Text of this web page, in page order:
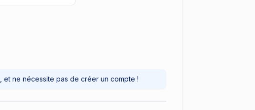
, et ne nécessite pas de créer un compte !